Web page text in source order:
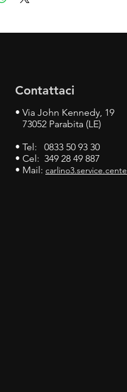
Contattaci
• Via John Kennedy, 19
73052 Parabita (LE)
• Tel: 0833 50 93 30
• Cel: 349 28 49 887
• Mail: